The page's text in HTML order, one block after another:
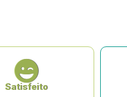
Satisfeito